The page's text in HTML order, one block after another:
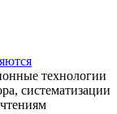
технологии
систематизации